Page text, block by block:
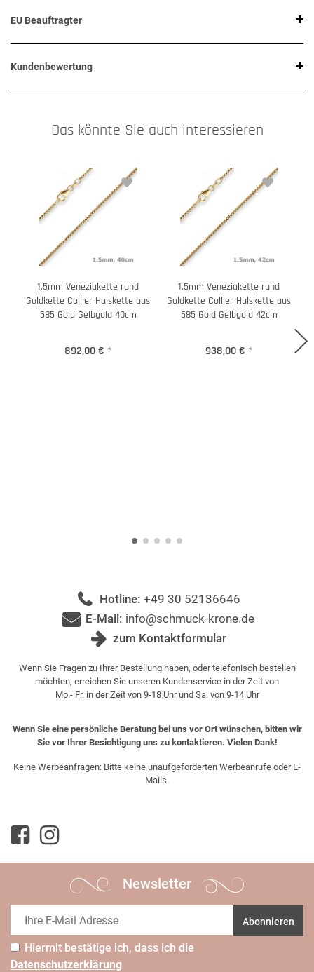
EU Beauftragter
Kundenbewertung
Das könnte Sie auch interessieren
1,5mm Veneziakette rund
Goldkette Collier Halskette aus
585 Gold Gelbgold 40cm
892,00 € *
1,5mm Veneziakette rund
Goldkette Collier Halskette aus
585 Gold Gelbgold 42cm
938,00 € *
Hotline: +49 30 52136646
E-Mail: info@schmuck-krone.de
zum Kontaktformular
Wenn Sie Fragen zu Ihrer Bestellung haben, oder telefonisch bestellen
möchten, erreichen Sie unseren Kundenservice in der Zeit von
Mo.- Fr. in der Zeit von 9-18 Uhr und Sa. von 9-14 Uhr
Wenn Sie eine persönliche Beratung bei uns vor Ort wünschen, bitten wir
Sie vor Ihrer Besichtigung uns zu kontaktieren. Vielen Dank!
Keine Werbeanfragen: Bitte keine unaufgeforderten Werbeanrufe oder E-
Mails.
Newsletter
Abonnieren
Hiermit bestätige ich, dass ich die
Daten­schutz­erklärung